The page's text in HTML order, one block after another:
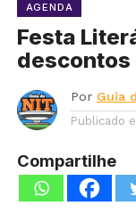
AGENDA
Festa
descontos
Por Guia
Publicado
Compartilhe